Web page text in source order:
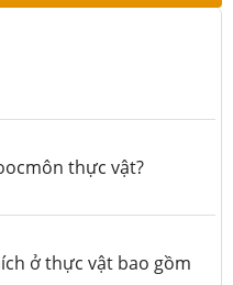
thực vật?
ở thực vật bao gồm